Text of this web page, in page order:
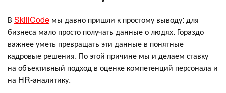
В SkillCode мы давно пришли к простому выводу: для
бизнеса мало просто получать данные о людях. Гораздо
важнее уметь превращать эти данные в понятные
кадровые решения. По этой причине мы и делаем ставку
на объективный подход в оценке компетенций персонала и
на HR-аналитику.